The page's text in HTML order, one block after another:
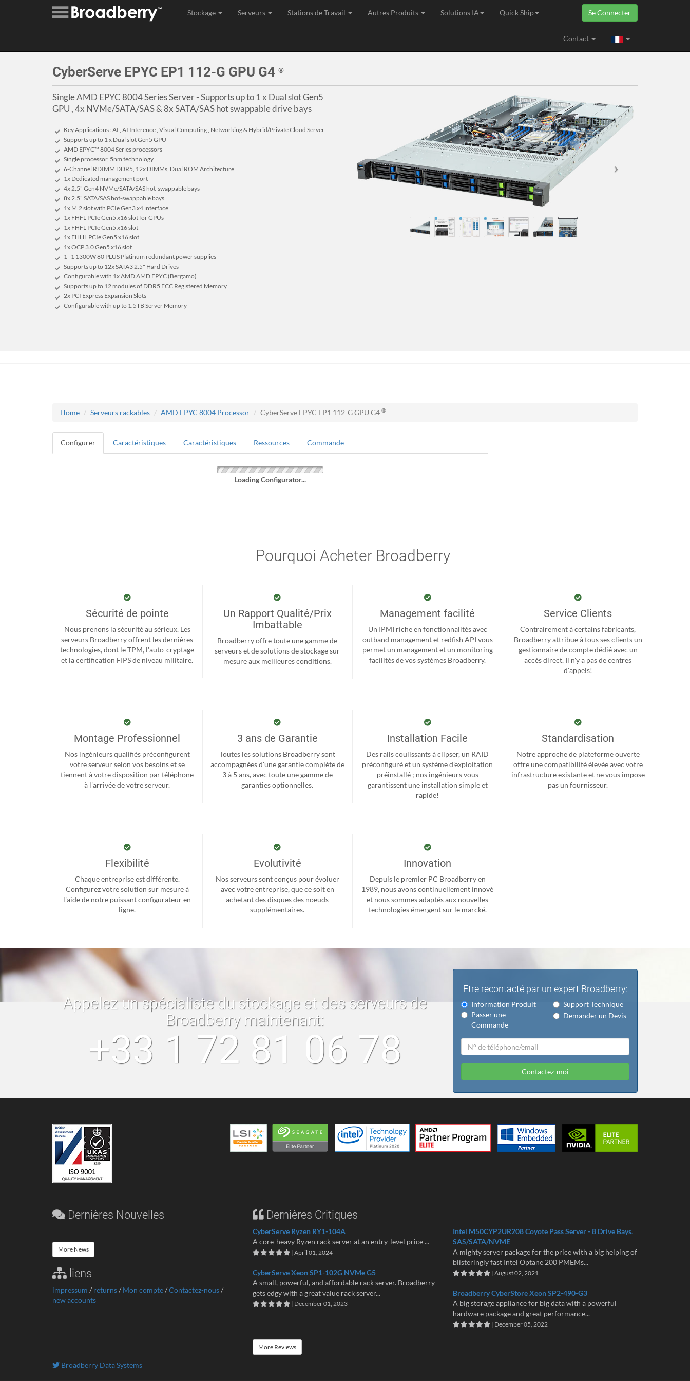
Stockage Serveurs Stations de Travail Autres Produits Solutions IA Quick Ship Se Connecter
Contact
CyberServe EPYC EP1 112-G GPU G4 ®
Single AMD EPYC 8004 Series Server - Supports up to 1 x Dual slot Gen5
GPU , 4x NVMe/SATA/SAS & 8x SATA/SAS hot swappable drive bays
Key Applications : AI , AI Inference , Visual Computing , Networking & Hybrid/Private Cloud Server
Supports up to 1 x Dual slot Gen5 GPU
AMD EPYC™ 8004 Series processors
Single processor, 5nm technology
6-Channel RDIMM DDR5, 12x DIMMs, Dual ROM Architecture
1x Dedicated management port
4x 2.5" Gen4 NVMe/SATA/SAS hot-swappable bays
8x 2.5" SATA/SAS hot-swappable bays
1x M.2 slot with PCIe Gen3 x4 interface
1x FHFL PCIe Gen5 x16 slot for GPUs
1x FHFL PCIe Gen5 x16 slot
1x FHHL PCIe Gen5 x16 slot
1x OCP 3.0 Gen5 x16 slot
1+1 1300W 80 PLUS Platinum redundant power supplies
Supports up to 12x SATA3 2.5" Hard Drives
Configurable with 1x AMD AMD EPYC (Bergamo)
Supports up to 12 modules of DDR5 ECC Registered Memory
2x PCI Express Expansion Slots
Configurable with up to 1.5TB Server Memory
Home Serveurs rackables AMD EPYC 8004 Processor CyberServe EPYC EP1 112-G GPU G4 ®
Configurer Caractéristiques Caractéristiques Ressources Commande
Loading Configurator...
Pourquoi Acheter Broadberry
Sécurité de pointe
Nous prenons la sécurité au sérieux. Les
serveurs Broadberry offrent les dernières
technologies, dont le TPM, l'auto-cryptage
et la certification FIPS de niveau militaire.
Un Rapport Qualité/Prix
Imbattable
Broadberry offre toute une gamme de
serveurs et de solutions de stockage sur
mesure aux meilleures conditions.
Management facilité
Un IPMI riche en fonctionnalités avec
outband management et redfish API vous
permet un management et un monitoring
facilités de vos systèmes Broadberry.
Service Clients
Contrairement à certains fabricants,
Broadberry attribue à tous ses clients un
gestionnaire de compte dédié avec un
accès direct. Il n'y a pas de centres
d'appels!
Montage Professionnel
Nos ingénieurs qualifiés préconfigurent
votre serveur selon vos besoins et se
tiennent à votre disposition par téléphone
à l'arrivée de votre serveur.
3 ans de Garantie
Toutes les solutions Broadberry sont
accompagnées d'une garantie complète de
3 à 5 ans, avec toute une gamme de
garanties optionnelles.
Installation Facile
Des rails coulissants à clipser, un RAID
préconfiguré et un système d'exploitation
préinstallé ; nos ingénieurs vous
garantissent une installation simple et
rapide!
Standardisation
Notre approche de plateforme ouverte
offre une compatibilité élevée avec votre
infrastructure existante et ne vous impose
pas un fournisseur.
Flexibilité
Chaque entreprise est différente.
Configurez votre solution sur mesure à
l'aide de notre puissant configurateur en
ligne.
Evolutivité
Nos serveurs sont conçus pour évoluer
avec votre entreprise, que ce soit en
achetant des disques des noeuds
supplémentaires.
Innovation
Depuis le premier PC Broadberry en
1989, nous avons continuellement innové
et nous sommes adaptés aux nouvelles
technologies émergent sur le marcké.
Appelez un spécialiste du stockage et des serveurs de
Broadberry maintenant:
+33 1 72 81 06 78
Etre recontacté par un expert Broadberry:
Information Produit
Support Technique
Passer une
Commande
Demander un Devis
Contactez-moi
Dernières Nouvelles
More News
liens
impressum / returns/ Mon compte/Contactez-nous/
new accounts
Dernières Critiques
CyberServe Ryzen RY1-104A
A core-heavy Ryzen rack server at an entry-level price ...
| April 01, 2024
CyberServe Xeon SP1-102G NVMe G5
A small, powerful, and affordable rack server. Broadberry
gets edgy with a great value rack server...
| December 01, 2023
Intel M50CYP2UR208 Coyote Pass Server - 8 Drive Bays.
SAS/SATA/NVME
A mighty server package for the price with a big helping of
blisteringly fast Intel Optane 200 PMEMs...
| August 02, 2021
Broadberry CyberStore Xeon SP2-490-G3
A big storage appliance for big data with a powerful
hardware package and great performance...
| December 05, 2022
More Reviews
Broadberry Data Systems